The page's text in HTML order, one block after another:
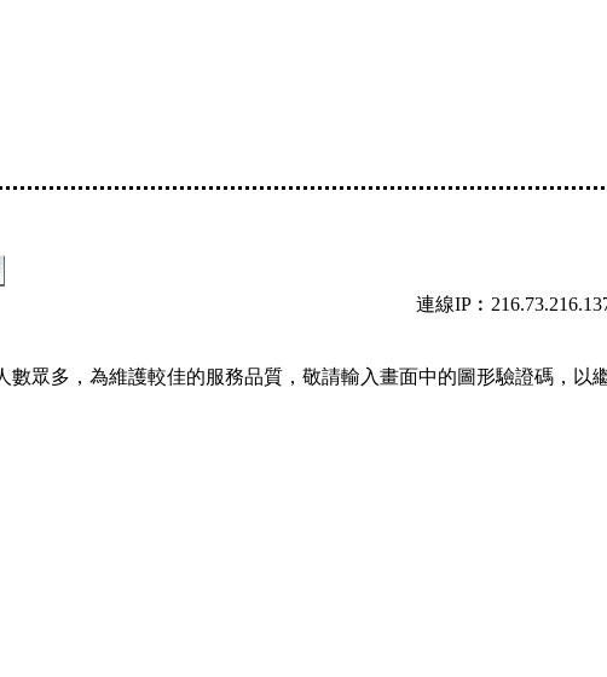
連線
數眾多，為維護較佳的服務品質，敬請輸入畫面中的圖形驗證碼，以